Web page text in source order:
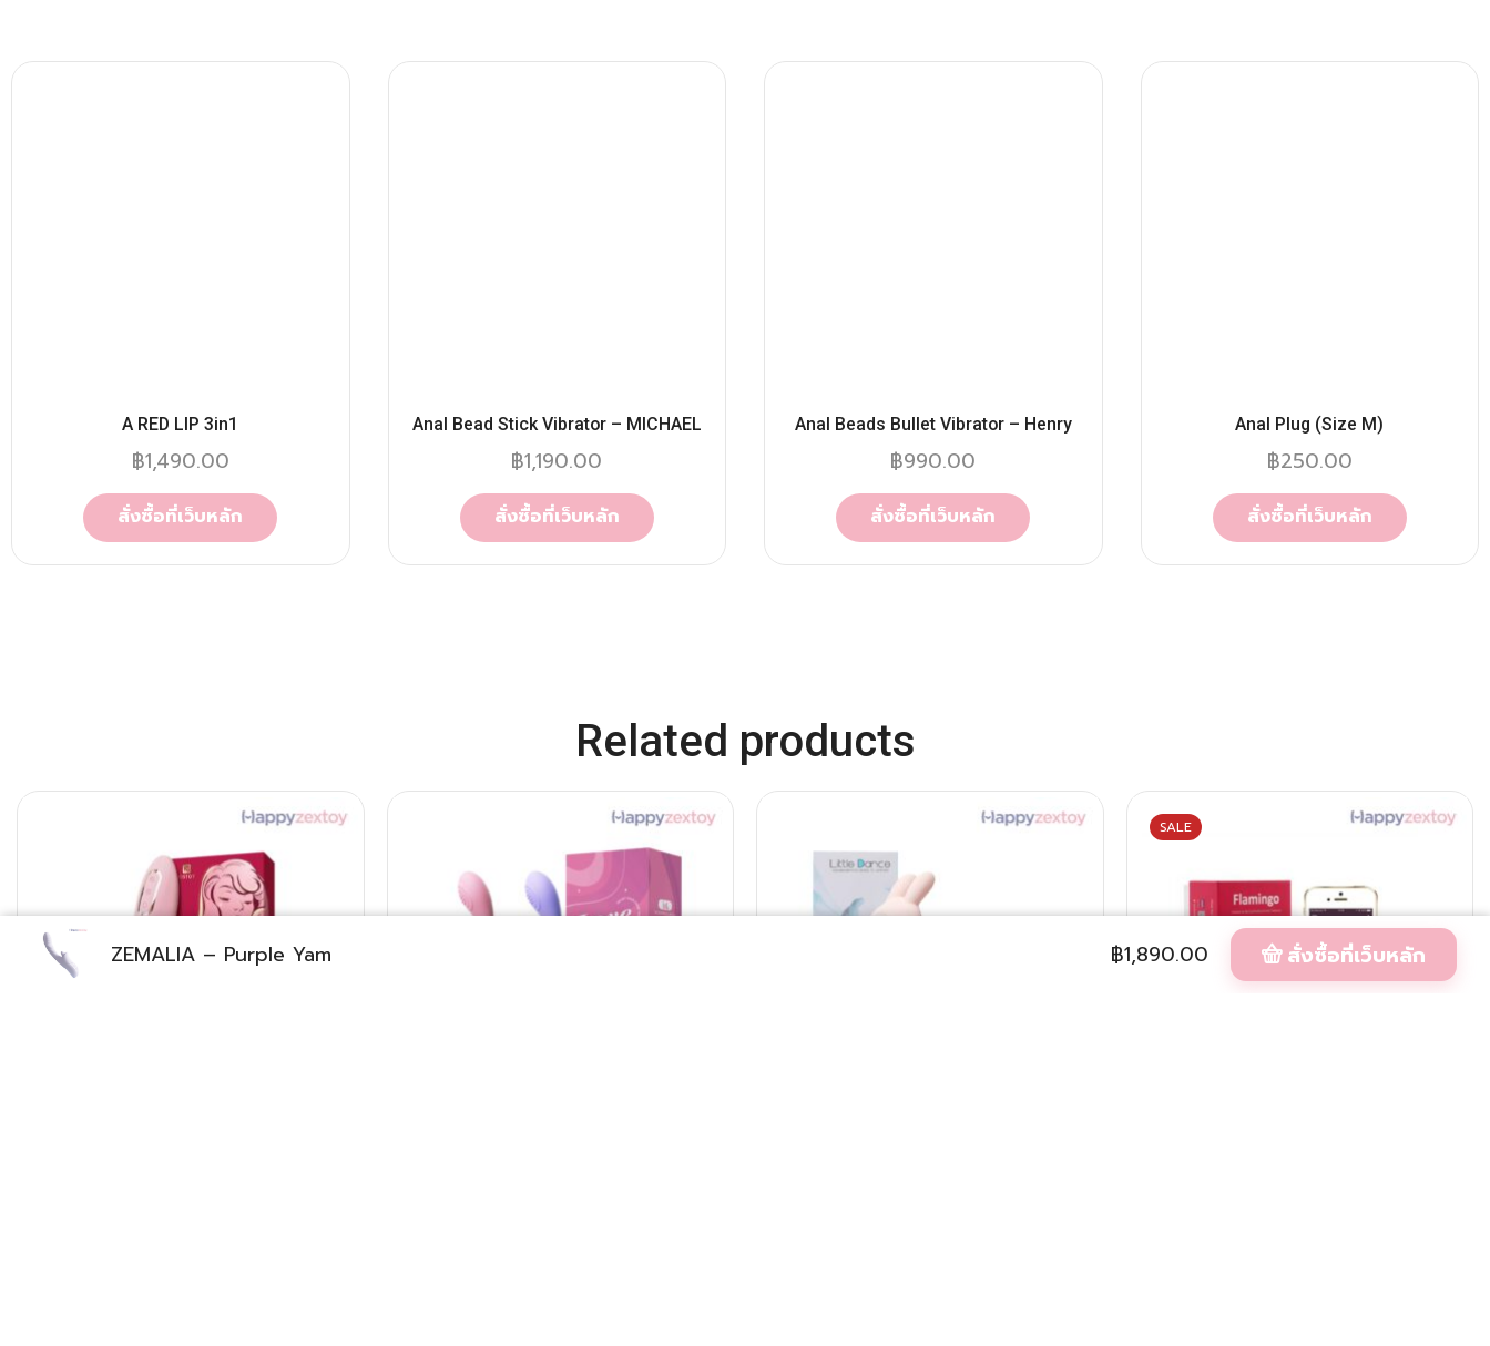
ZEMALIA – Purple Yam ฿1,890.00 สั่งซื้อที่เว็บหลัก
A RED LIP 3in1
฿1,490.00
สั่งซื้อที่เว็บหลัก
Anal Bead Stick Vibrator – MICHAEL
฿1,190.00
สั่งซื้อที่เว็บหลัก
Anal Beads Bullet Vibrator – Henry
฿990.00
สั่งซื้อที่เว็บหลัก
Anal Plug (Size M)
฿250.00
สั่งซื้อที่เว็บหลัก
Related products
SALE